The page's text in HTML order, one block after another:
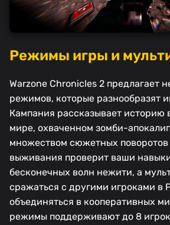
Режимы игры и
Warzone Chronicles 2 предлагает
режимов, которые разнообразят
Кампания рассказывает историю
мире, охваченном зомби-
множеством сюжетных
выживания проверит ваши
бесконечных волн нежити, а
сражаться с другими игроками в
объединяться в кооперативных
режимы поддерживают до 8